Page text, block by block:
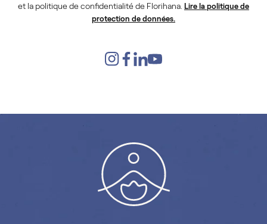
et la politique de confidentialité de Florihana. Lire la politique de
protection de données.